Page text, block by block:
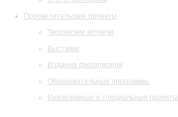
Просветительские проекты
Творческие встречи
Выставки
Издания филармонии
Образовательные программы
Инклюзивные и специальные проекты